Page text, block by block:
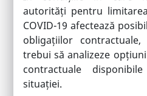
autorități pentru
COVID-19 afectează
obligațiilor
trebui să analizeze
contractuale
situației.